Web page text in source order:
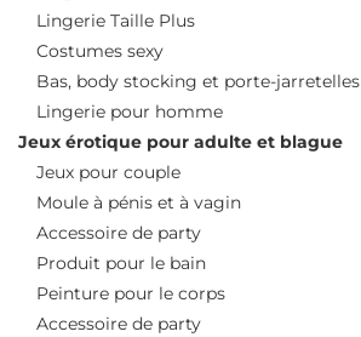
Lingerie Taille Plus
Costumes sexy
Bas, body stocking et porte-jarretelles
Lingerie pour homme
Jeux érotique pour adulte et blague
Jeux pour couple
Moule à pénis et à vagin
Accessoire de party
Produit pour le bain
Peinture pour le corps
Accessoire de party